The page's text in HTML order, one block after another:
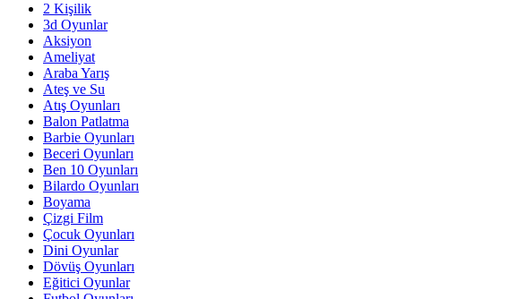
2 Kişilik
3d Oyunlar
Aksiyon
Ameliyat
Araba Yarış
Ateş ve Su
Atış Oyunları
Balon Patlatma
Barbie Oyunları
Beceri Oyunları
Ben 10 Oyunları
Bilardo Oyunları
Boyama
Çizgi Film
Çocuk Oyunları
Dini Oyunlar
Dövüş Oyunları
Eğitici Oyunlar